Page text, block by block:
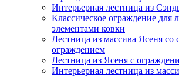
Интерьерная лестница из
Классическое ограждение для
элементами ковки
Лестница из массива Ясеня со
ограждением
Лестница из Ясеня с
Интерьерная лестница из